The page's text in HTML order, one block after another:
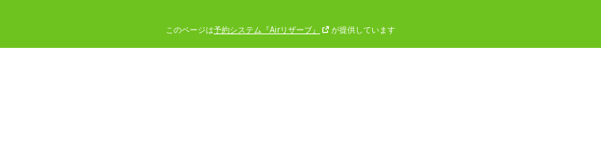
このページは予約システム『Airリザーブ』 が提供しています